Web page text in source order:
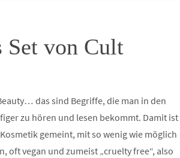
Set von Cult
das sind Begriffe, die man in den
zu hören und lesen bekommt. Damit ist
gemeint, mit so wenig wie möglich
oft vegan und zumeist „cruelty free“, also